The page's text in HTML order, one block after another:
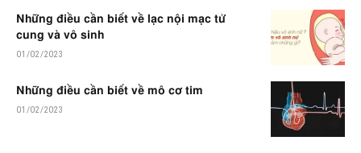
Những điều cần biết về lạc nội mạc tử
cung và vô sinh
01/02/2023
Những điều cần biết về mô cơ tim
01/02/2023